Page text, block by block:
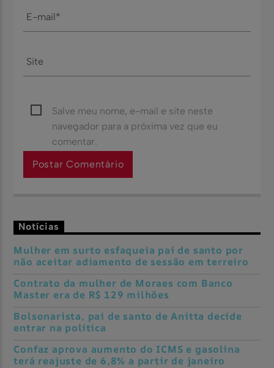
Salve meu nome, e-mail e site neste
navegador para a próxima vez que eu
comentar.
Notícias
Mulher em surto esfaqueia pai de santo por
não aceitar adiamento de sessão em terreiro
Contrato da mulher de Moraes com Banco
Master era de R$ 129 milhões
Bolsonarista, pai de santo de Anitta decide
entrar na política
Confaz aprova aumento do ICMS e gasolina
terá reajuste de 6,8% a partir de janeiro